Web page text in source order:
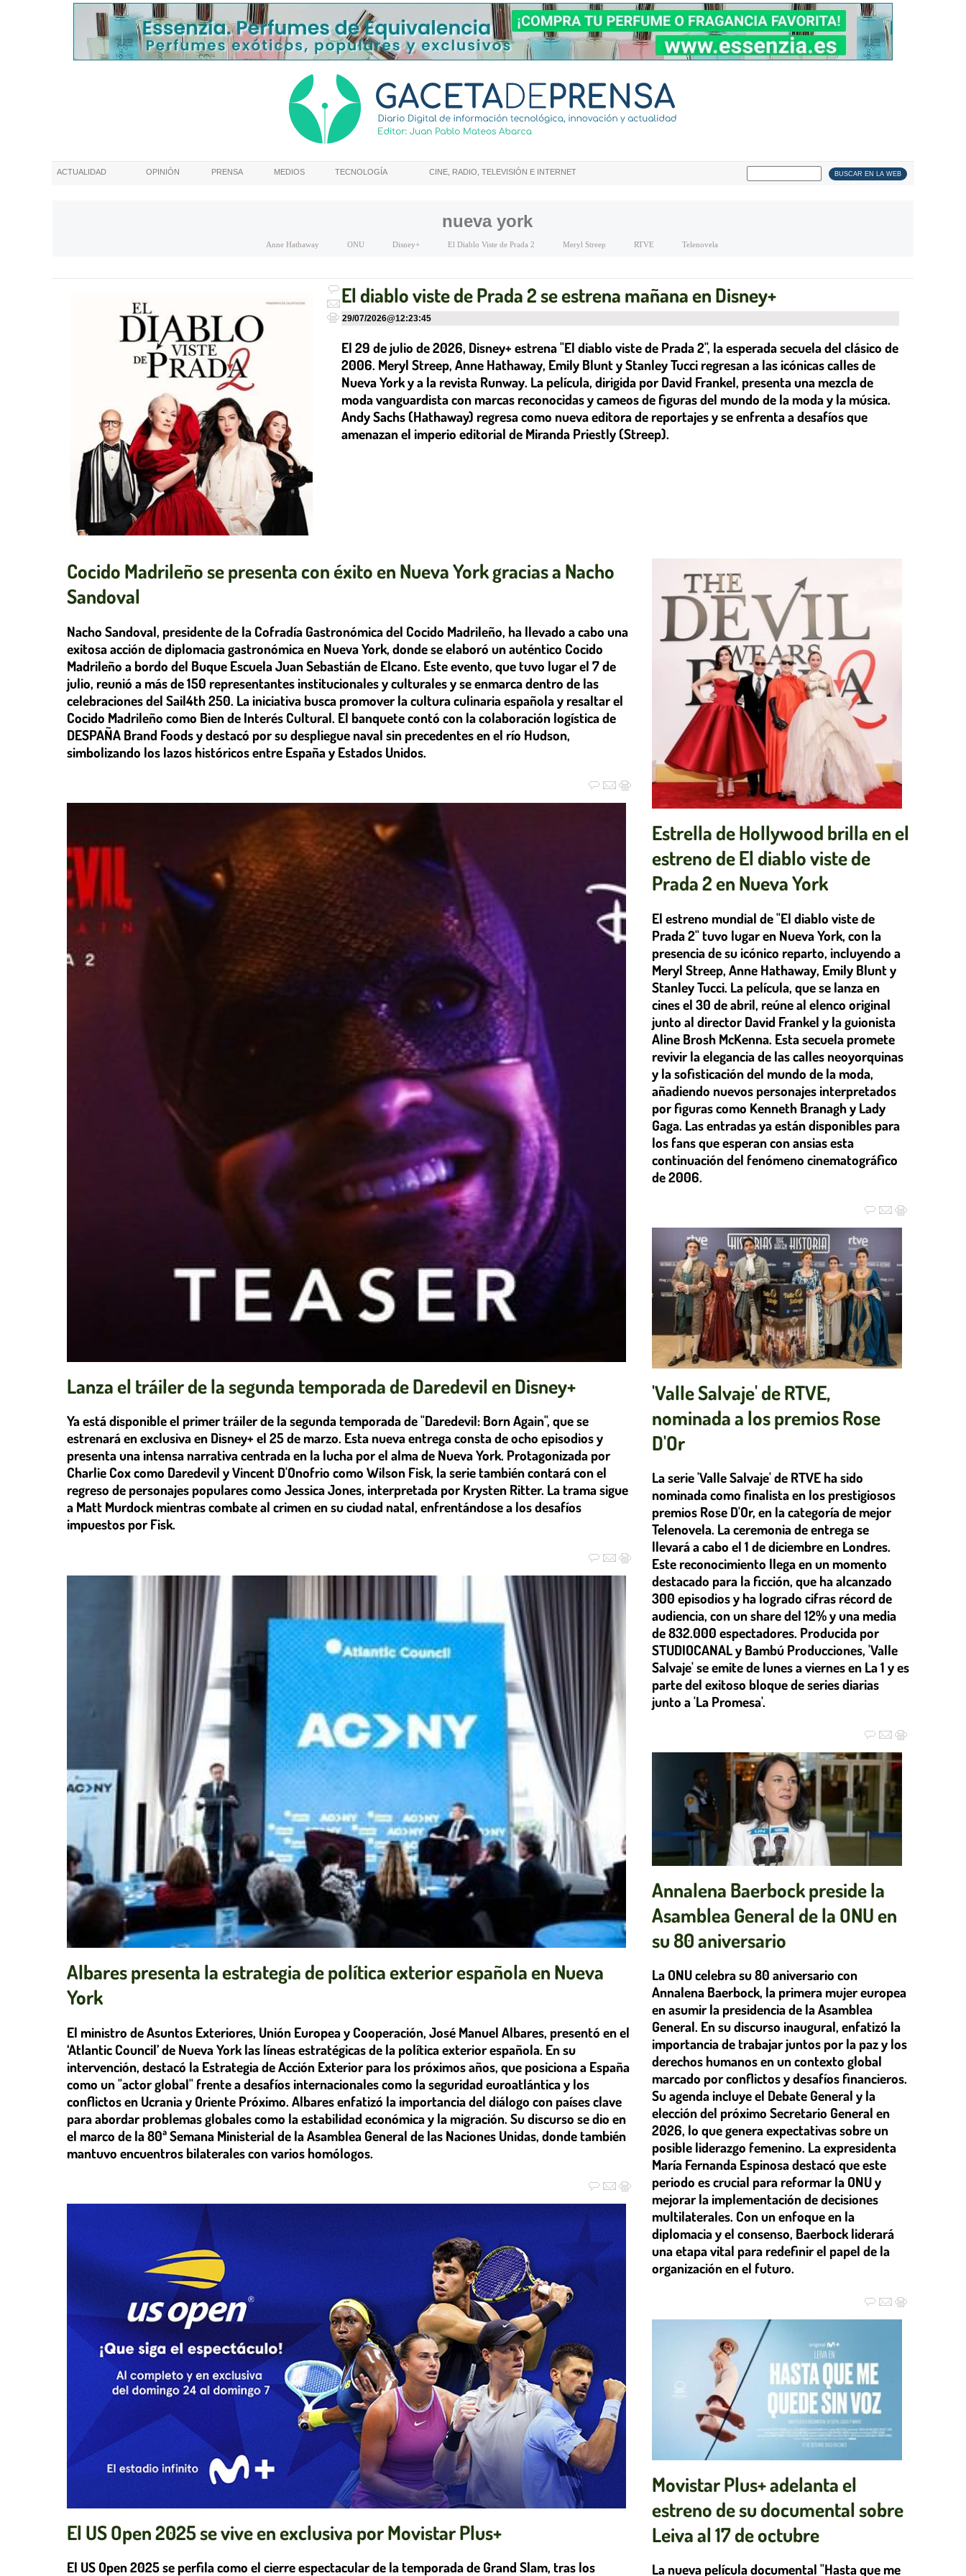
ACTUALIDAD OPINIÓN PRENSA MEDIOS TECNOLOGÍA CINE, RADIO, TELEVISIÓN E INTERNET
nueva york
Anne Hathaway ONU Disney+ El Diablo Viste de Prada 2 Meryl Streep RTVE Telenovela
El diablo viste de Prada 2 se estrena mañana en Disney+
29/07/2026@12:23:45
El 29 de julio de 2026, Disney+ estrena "El diablo viste de Prada 2", la esperada secuela del clásico de
2006. Meryl Streep, Anne Hathaway, Emily Blunt y Stanley Tucci regresan a las icónicas calles de
Nueva York y a la revista Runway. La película, dirigida por David Frankel, presenta una mezcla de
moda vanguardista con marcas reconocidas y cameos de figuras del mundo de la moda y la música.
Andy Sachs (Hathaway) regresa como nueva editora de reportajes y se enfrenta a desafíos que
amenazan el imperio editorial de Miranda Priestly (Streep).
Cocido Madrileño se presenta con éxito en Nueva York gracias a Nacho
Sandoval
Nacho Sandoval, presidente de la Cofradía Gastronómica del Cocido Madrileño, ha llevado a cabo una
exitosa acción de diplomacia gastronómica en Nueva York, donde se elaboró un auténtico Cocido
Madrileño a bordo del Buque Escuela Juan Sebastián de Elcano. Este evento, que tuvo lugar el 7 de
julio, reunió a más de 150 representantes institucionales y culturales y se enmarca dentro de las
celebraciones del Sail4th 250. La iniciativa busca promover la cultura culinaria española y resaltar el
Cocido Madrileño como Bien de Interés Cultural. El banquete contó con la colaboración logística de
DESPAÑA Brand Foods y destacó por su despliegue naval sin precedentes en el río Hudson,
simbolizando los lazos históricos entre España y Estados Unidos.
Lanza el tráiler de la segunda temporada de Daredevil en Disney+
Ya está disponible el primer tráiler de la segunda temporada de "Daredevil: Born Again", que se
estrenará en exclusiva en Disney+ el 25 de marzo. Esta nueva entrega consta de ocho episodios y
presenta una intensa narrativa centrada en la lucha por el alma de Nueva York. Protagonizada por
Charlie Cox como Daredevil y Vincent D'Onofrio como Wilson Fisk, la serie también contará con el
regreso de personajes populares como Jessica Jones, interpretada por Krysten Ritter. La trama sigue
a Matt Murdock mientras combate al crimen en su ciudad natal, enfrentándose a los desafíos
impuestos por Fisk.
Albares presenta la estrategia de política exterior española en Nueva
York
El ministro de Asuntos Exteriores, Unión Europea y Cooperación, José Manuel Albares, presentó en el
‘Atlantic Council’ de Nueva York las líneas estratégicas de la política exterior española. En su
intervención, destacó la Estrategia de Acción Exterior para los próximos años, que posiciona a España
como un "actor global" frente a desafíos internacionales como la seguridad euroatlántica y los
conflictos en Ucrania y Oriente Próximo. Albares enfatizó la importancia del diálogo con países clave
para abordar problemas globales como la estabilidad económica y la migración. Su discurso se dio en
el marco de la 80ª Semana Ministerial de la Asamblea General de las Naciones Unidas, donde también
mantuvo encuentros bilaterales con varios homólogos.
El US Open 2025 se vive en exclusiva por Movistar Plus+
El US Open 2025 se perfila como el cierre espectacular de la temporada de Grand Slam, tras los
Estrella de Hollywood brilla en el
estreno de El diablo viste de
Prada 2 en Nueva York
El estreno mundial de "El diablo viste de
Prada 2" tuvo lugar en Nueva York, con la
presencia de su icónico reparto, incluyendo a
Meryl Streep, Anne Hathaway, Emily Blunt y
Stanley Tucci. La película, que se lanza en
cines el 30 de abril, reúne al elenco original
junto al director David Frankel y la guionista
Aline Brosh McKenna. Esta secuela promete
revivir la elegancia de las calles neoyorquinas
y la sofisticación del mundo de la moda,
añadiendo nuevos personajes interpretados
por figuras como Kenneth Branagh y Lady
Gaga. Las entradas ya están disponibles para
los fans que esperan con ansias esta
continuación del fenómeno cinematográfico
de 2006.
'Valle Salvaje' de RTVE,
nominada a los premios Rose
D'Or
La serie 'Valle Salvaje' de RTVE ha sido
nominada como finalista en los prestigiosos
premios Rose D'Or, en la categoría de mejor
Telenovela. La ceremonia de entrega se
llevará a cabo el 1 de diciembre en Londres.
Este reconocimiento llega en un momento
destacado para la ficción, que ha alcanzado
300 episodios y ha logrado cifras récord de
audiencia, con un share del 12% y una media
de 832.000 espectadores. Producida por
STUDIOCANAL y Bambú Producciones, 'Valle
Salvaje' se emite de lunes a viernes en La 1 y es
parte del exitoso bloque de series diarias
junto a 'La Promesa'.
Annalena Baerbock preside la
Asamblea General de la ONU en
su 80 aniversario
La ONU celebra su 80 aniversario con
Annalena Baerbock, la primera mujer europea
en asumir la presidencia de la Asamblea
General. En su discurso inaugural, enfatizó la
importancia de trabajar juntos por la paz y los
derechos humanos en un contexto global
marcado por conflictos y desafíos financieros.
Su agenda incluye el Debate General y la
elección del próximo Secretario General en
2026, lo que genera expectativas sobre un
posible liderazgo femenino. La expresidenta
María Fernanda Espinosa destacó que este
periodo es crucial para reformar la ONU y
mejorar la implementación de decisiones
multilaterales. Con un enfoque en la
diplomacia y el consenso, Baerbock liderará
una etapa vital para redefinir el papel de la
organización en el futuro.
Movistar Plus+ adelanta el
estreno de su documental sobre
Leiva al 17 de octubre
La nueva película documental "Hasta que me